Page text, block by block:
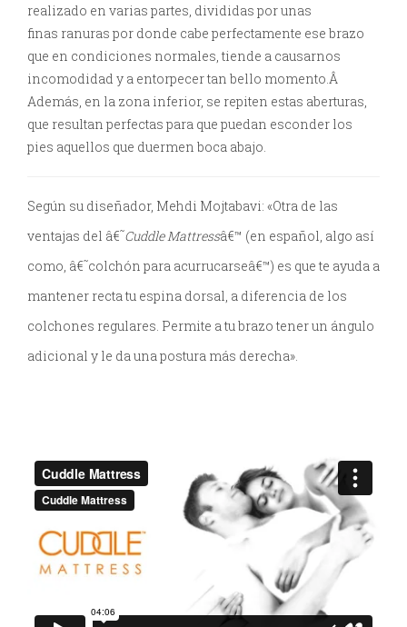
realizado en varias partes, divididas por unas
finas ranuras por donde cabe perfectamente ese brazo
que en condiciones normales, tiende a causarnos
incomodidad y a entorpecer tan bello momento.Â
Además, en la zona inferior, se repiten estas aberturas,
que resultan perfectas para que puedan esconder los
pies aquellos que duermen boca abajo.
Según su diseñador, Mehdi Mojtabavi: «Otra de las
ventajas del â€˜Cuddle Mattressâ€™ (en español, algo así
como, â€˜colchón para acurrucarseâ€™) es que te ayuda a
mantener recta tu espina dorsal, a diferencia de los
colchones regulares. Permite a tu brazo tener un ángulo
adicional y le da una postura más derecha».